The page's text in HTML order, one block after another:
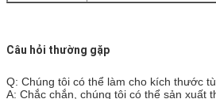
Câu hỏi thường gặp
Q: Chúng tôi có thể làm cho kích thước
A: Chắc chắn, chúng tôi có thể sản xuất